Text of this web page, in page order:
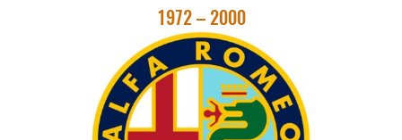
1972 – 2000